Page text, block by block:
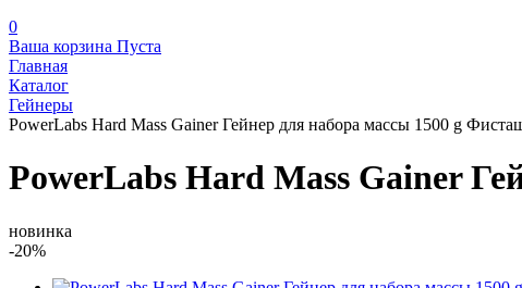
0
Ваша корзина Пуста
Главная
Каталог
Гейнеры
PowerLabs Hard Mass Gainer Гейнер для набора массы 1500 g
PowerLabs Hard Mass Gainer
новинка
-20%